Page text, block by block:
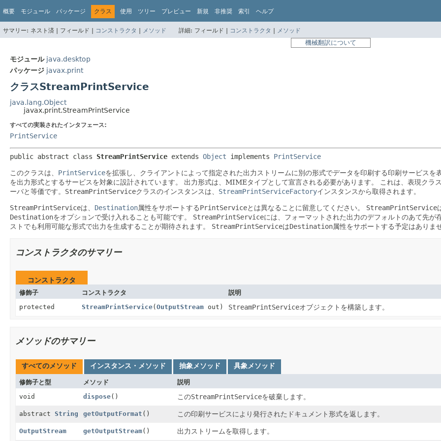
概要 モジュール パッケージ クラス 使用 ツリー プレビュー 新規 非推奨 索引 ヘルプ
サマリー: ネスト済 | フィールド | コンストラクタ | メソッド 詳細: フィールド | コンストラクタ | メソッド
機械翻訳について
モジュール java.desktop
パッケージ javax.print
クラスStreamPrintService
java.lang.Object
javax.print.StreamPrintService
すべての実装されたインタフェース:
PrintService
public abstract class StreamPrintService extends Object implements PrintService
このクラスは、 PrintServiceを拡張し、クライアントによって指定された出力ストリームに別の形式でデータを印刷する印刷サービスを
を出力形式とするサービスを対象に設計されています。
出力形式は、MIMEタイプとして宣言される必要があります。
これは、表現クラ
ーバと等価です。 StreamPrintServiceクラスのインスタンスは、 StreamPrintServiceFactoryインスタンスから取得されます。
StreamPrintServiceは、 Destination属性をサポートするPrintServiceとは異なることに留意してください。 StreamPrintService
Destinationをオプションで受け入れることも可能です。 StreamPrintServiceには、フォーマットされた出力のデフォルトのあて先が
ストでも利用可能な形式で出力を生成することが期待されます。
StreamPrintServiceはDestination属性をサポートする予定はありま
コンストラクタのサマリー
コンストラクタ
修飾子 コンストラクタ
説明
protected
StreamPrintService(OutputStream out) StreamPrintServiceオブジェクトを構築します。
メソッドのサマリー
すべてのメソッド インスタンス・メソッド 抽象メソッド 具象メソッド
修飾子と型 メソッド
説明
void
dispose() このStreamPrintServiceを破棄します。
abstract String getOutputFormat () この印刷サービスにより発行されたドキュメント形式を返します。
OutputStream getOutputStream() 出力ストリームを取得します。